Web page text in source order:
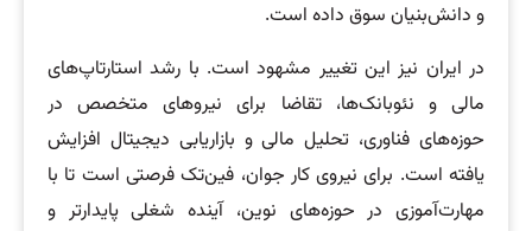
و دانش‌بنیان سوق داده است.
در ایران نیز این تغییر مشهود است. با رشد استارتاپ‌های
مالی و نئوبانک‌ها، تقاضا برای نیروهای متخصص در
حوزه‌های فناوری، تحلیل مالی و بازاریابی دیجیتال افزایش
یافته است. برای نیروی کار جوان، فین‌تک فرصتی است تا با
مهارت‌آموزی در حوزه‌های نوین، آینده شغلی پایدارتر و